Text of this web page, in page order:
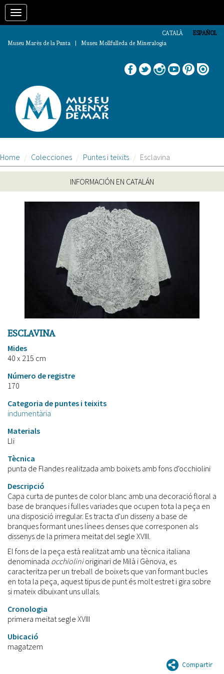
Pasar
contenido
Toggle
ESPAÑOL
CATALÀ
Museu Marès de la Punta | Museu Mollfulleda de Mineralogia
Home Colecciones Puntes i teixits Esclavina
INFORMACIÓN EN CATALÁN
ESCLAVINA
Mides
40 x 215 cm
Número de registre
170
Categoria de puntes i teixits
indumentària
Materials
Lli
Tècnica
punta de Flandes realitzada amb boixets amb fons d'occhiolini
Descripció
Capa curta de puntes de color blanc amb una decoració floral a
base de branques i fulles variades que ocupen tota la peça en
una disposició irregular. Es tracta d'un disseny a base de
branques formant unes línees denses que corresponen als
dissenys de la primera meitat del segle XVIII.
El fons de la peça està realitzat amb una tècnica italiana
denominada occhiolinioriginari de Milà i Gènova, es
caracteritza per un treball de boixets que van formant bucles
en tota la peça, aquest tipus de punt és molt estret i gira sobre
si mateix dibuixant uns ullals.
Cronologia
primera meitat segle XVIII
Ubicació
magatzem